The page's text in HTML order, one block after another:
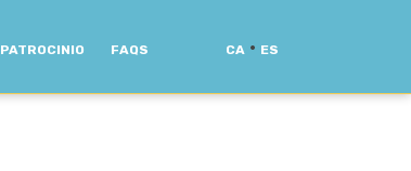
PATROCINIO FAQS CA · ES